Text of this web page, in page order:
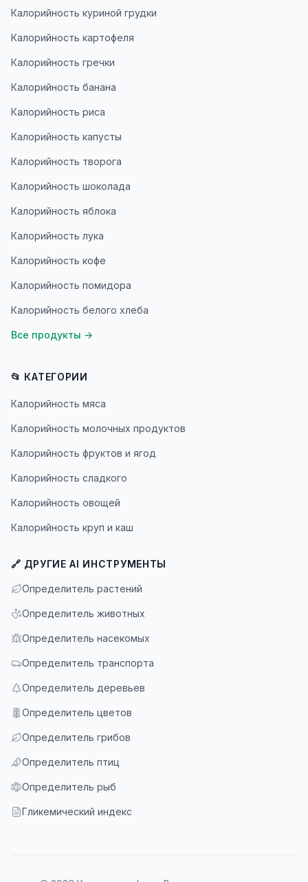
Калорийность куриной грудки
Калорийность картофеля
Калорийность гречки
Калорийность банана
Калорийность риса
Калорийность капусты
Калорийность творога
Калорийность шоколада
Калорийность яблока
Калорийность лука
Калорийность кофе
Калорийность помидора
Калорийность белого хлеба
Все продукты →
📂 КАТЕГОРИИ
Калорийность мяса
Калорийность молочных продуктов
Калорийность фруктов и ягод
Калорийность сладкого
Калорийность овощей
Калорийность круп и каш
🔗 ДРУГИЕ AI ИНСТРУМЕНТЫ
Определитель растений
Определитель животных
Определитель насекомых
Определитель транспорта
Определитель деревьев
Определитель цветов
Определитель грибов
Определитель птиц
Определитель рыб
Гликемический индекс